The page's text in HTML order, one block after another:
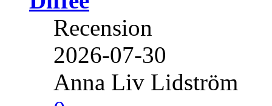
Recension
2026-07-30
Anna Liv Lidström